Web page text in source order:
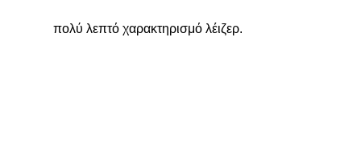
πολύ λεπτό χαρακτηρισμό λέιζερ.